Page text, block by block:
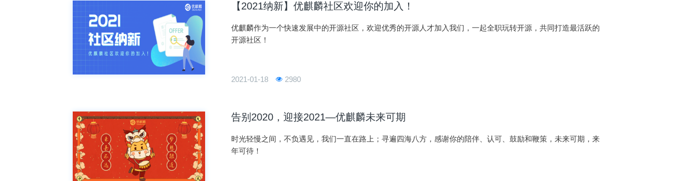
【2021纳新】优麒麟社区欢迎你的加入！
优麒麟作为一个快速发展中的开源社区，欢迎优秀的开源人才加入我们，一起全职玩转开源，共同打造最活跃的
开源社区！
2021-01-18 2980
告别2020，迎接2021—优麒麟未来可期
时光轻慢之间，不负遇见，我们一直在路上；寻遍四海八方，感谢你的陪伴、认可、鼓励和鞭策，未来可期，来
年可待！